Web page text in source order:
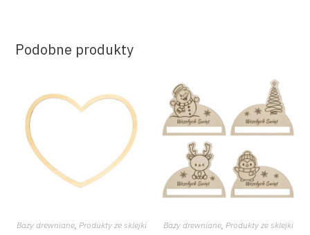
Podobne produkty
Bazy drewniane,Produkty ze sklejki Bazy drewniane, Produkty ze sklejki